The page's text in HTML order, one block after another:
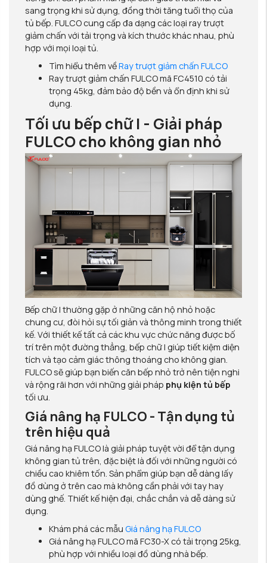
sang trọng khi sử dụng, đồng thời tăng tuổi thọ của
tủ bếp. FULCO cung cấp đa dạng các loại ray trượt
giảm chấn với tải trọng và kích thước khác nhau, phù
hợp với mọi loại tủ.
Tìm hiểu thêm vềRay trượt giảm chấn FULCO
Ray trượt giảm chấn FULCO mã FC4510 có tải
trọng 45kg, đảm bảo độ bền và ổn định khi sử
dụng.
Tối ưu bếp chữ I - Giải pháp
FULCO cho không gian nhỏ
Bếp chữ I thường gặp ở những căn hộ nhỏ hoặc
chung cư, đòi hỏi sự tối giản và thông minh trong thiết
kế. Với thiết kế tất cả các khu vực chức năng được bố
trí trên một đường thẳng, bếp chữ I giúp tiết kiệm diện
tích và tạo cảm giác thông thoáng cho không gian.
FULCO sẽ giúp bạn biến căn bếp nhỏ trở nên tiện nghi
và rộng rãi hơn với những giải pháp phụ kiện tủ bếp
tối ưu.
Giá nâng hạ FULCO - Tận dụng tủ
trên hiệu quả
Giá nâng hạ FULCO là giải pháp tuyệt vời để tận dụng
không gian tủ trên, đặc biệt là đối với những người có
chiều cao khiêm tốn. Sản phẩm giúp bạn dễ dàng lấy
đồ dùng ở trên cao mà không cần phải với tay hay
dùng ghế. Thiết kế hiện đại, chắc chắn và dễ dàng sử
dụng.
Khám phá các mẫu Giá nâng hạ FULCO
Giá nâng hạ FULCO mã FC30-X có tải trọng 25kg,
phù hợp với nhiều loại đồ dùng nhà bếp.